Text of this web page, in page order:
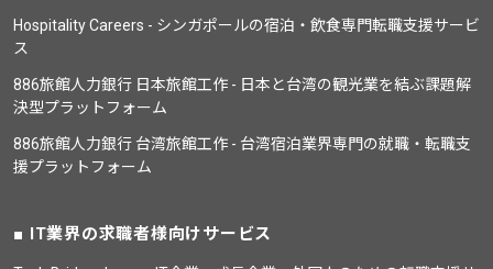
Hospitality Careers - シンガポールの宿泊・飲食専門転職支援サービ
ス
886旅館人力銀行 日本旅館工作 - 日本と台湾の観光業を結ぶ課題解
決型プラットフォーム
886旅館人力銀行 台湾旅館工作 - 台湾宿泊業界専門の就職・転職支
援プラットフォーム
IT業界の求職者様向けサービス